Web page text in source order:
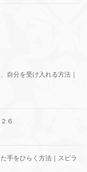
自分を受け入れる方法｜
６
手をひらく方法｜スピラ